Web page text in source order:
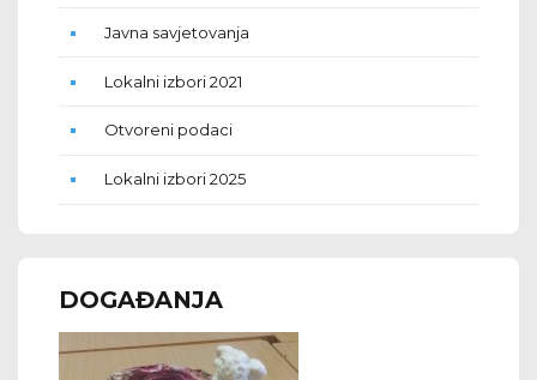
Javna savjetovanja
Lokalni izbori 2021
Otvoreni podaci
Lokalni izbori 2025
DOGAĐANJA